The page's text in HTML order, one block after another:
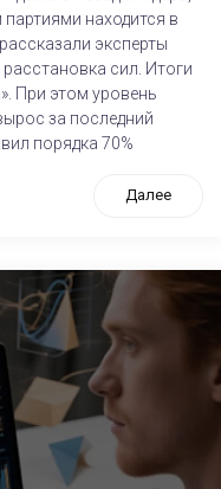
находится в
эксперты
сил. Итоги
При этом уровень
за последний
порядка 70%
Далее